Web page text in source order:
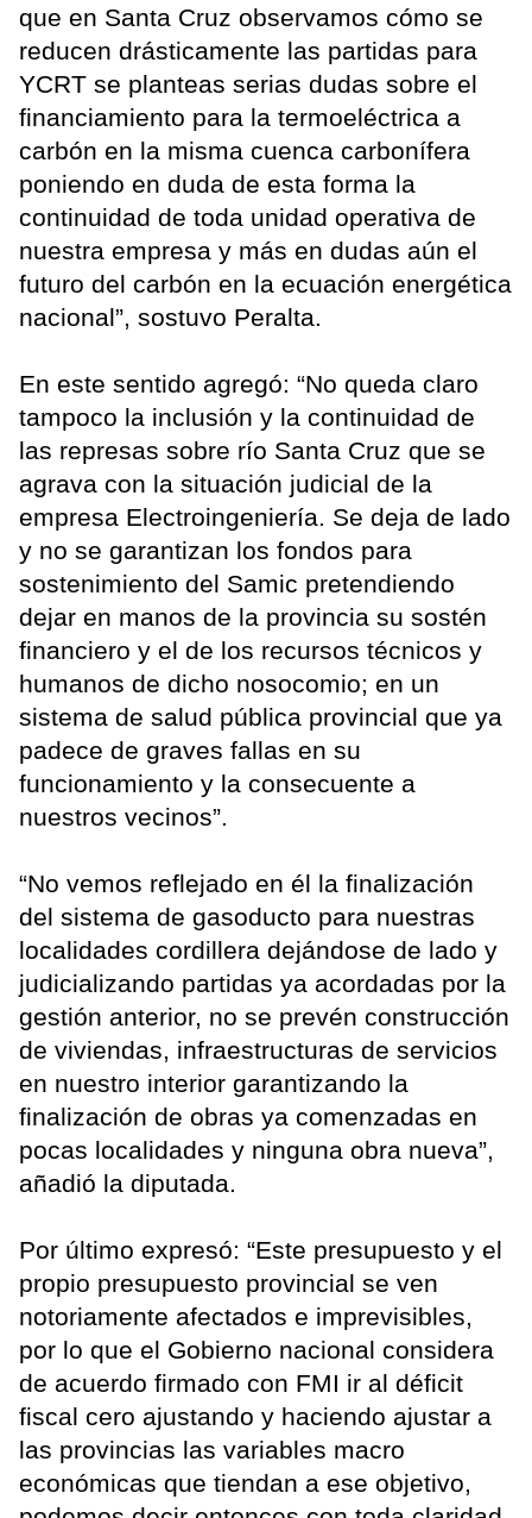
que en Santa Cruz observamos cómo se
reducen drásticamente las partidas para
YCRT se planteas serias dudas sobre el
financiamiento para la termoeléctrica a
carbón en la misma cuenca carbonífera
poniendo en duda de esta forma la
continuidad de toda unidad operativa de
nuestra empresa y más en dudas aún el
futuro del carbón en la ecuación energética
nacional”, sostuvo Peralta.
En este sentido agregó: “No queda claro
tampoco la inclusión y la continuidad de
las represas sobre río Santa Cruz que se
agrava con la situación judicial de la
empresa Electroingeniería. Se deja de lado
y no se garantizan los fondos para
sostenimiento del Samic pretendiendo
dejar en manos de la provincia su sostén
financiero y el de los recursos técnicos y
humanos de dicho nosocomio; en un
sistema de salud pública provincial que ya
padece de graves fallas en su
funcionamiento y la consecuente a
nuestros vecinos”.
“No vemos reflejado en él la finalización
del sistema de gasoducto para nuestras
localidades cordillera dejándose de lado y
judicializando partidas ya acordadas por la
gestión anterior, no se prevén construcción
de viviendas, infraestructuras de servicios
en nuestro interior garantizando la
finalización de obras ya comenzadas en
pocas localidades y ninguna obra nueva”,
añadió la diputada.
Por último expresó: “Este presupuesto y el
propio presupuesto provincial se ven
notoriamente afectados e imprevisibles,
por lo que el Gobierno nacional considera
de acuerdo firmado con FMI ir al déficit
fiscal cero ajustando y haciendo ajustar a
las provincias las variables macro
económicas que tiendan a ese objetivo,